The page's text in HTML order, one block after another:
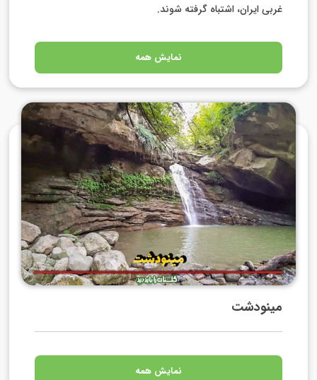
غربی ایران، اشتباه گرفته‌ شوند.
نمایش همه
مینودشت
نمایش همه